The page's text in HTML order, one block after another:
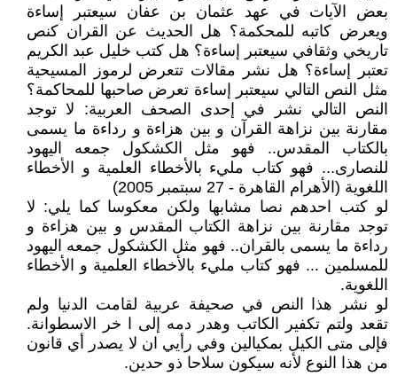
بعض الآيات في عهد عثمان بن عفان سيعتبر إساءة
ويعرض كاتبه للمحكمة؟ هل الحديث عن القران كنص
تاريخي وثقافي سيعتبر إساءة؟ هل كتب خليل عبد الكريم
تعتبر إساءة؟ هل نشر مقالات تتعرض لرموز المسيحية
مثل النص التالي سيعتبر إساءة تعرض صاحبها للمحاكمة؟
النص التالي نشر في إحدى الصحف العربية: لا توجد
مقارنة بين نزاهة القرآن و بين هزاءة و رداءة ما يسمى
بالكتاب المقدس.. فهو مثل الكشكول جمعه اليهود
للنصارى... فهو كتاب مليء بالأخطاء العلمية و الأخطاء
اللغوية (الأهرام القاهرة - 27 سبتمبر 2005)
لو كتب احدهم نصا مشابها ولكن معكوسا كما يلي: لا
توجد مقارنة بين نزاهة الكتاب المقدس و بين هزاءة و
رداءة ما يسمى بالقران.. فهو مثل الكشكول جمعه اليهود
للمسلمين ... فهو كتاب مليء بالأخطاء العلمية و الأخطاء
اللغوية.
لو نشر هذا النص في صحيفة عربية لقامت الدنيا ولم
تقعد ولتم تكفير الكاتب وهدر دمه إلى ا خر الاسطوانة.
فإلى متى الكيل بمكيالين وفي رأيي ان لا يصدر أي قانون
من هذا النوع لأنه سيكون سلاحا ذو حدين.